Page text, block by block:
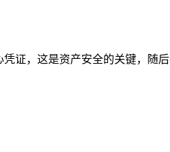
证，这是资产安全的关键，随